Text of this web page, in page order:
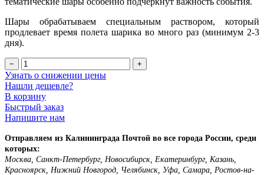
Шары обрабатываем специальным раствором, который
продлевает время полета шарика во много раз (минимум 2-3
дня).
− +
Узнать о снижении цены
Нашли дешевле?
В корзину
Быстрый заказ
Напишите нам
Отправляем из Калининграда Почтой во все города России, среди
которых:
Москва, Санкт-Петербург, Новосибирск, Екатеринбург, Казань,
Красноярск, Нижний Новгород, Челябинск, Уфа, Самара, Ростов-на-